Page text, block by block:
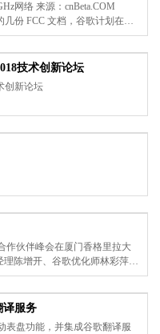
网络 来源：cnBeta.COM
几份 FCC 文档，谷歌计划在美
清楚谷歌想要测试什么内容。
上进行实验，以“充分利用这
供可靠的宽带连接”。根据文
技术创新论坛
创新论坛
作伙伴峰会在厦门香格里拉大
陈增开、谷歌优化师林彩萍、
邀参加此次峰会。
译服务
表盘功能，并集成谷歌翻译服